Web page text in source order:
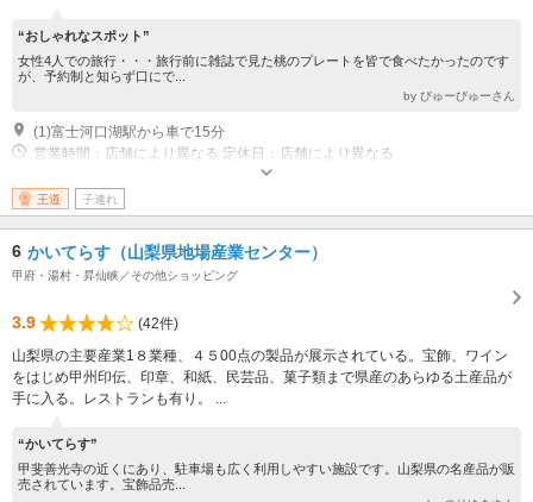
“おしゃれなスポット”
女性4人での旅行・・・旅行前に雑誌で見た桃のプレートを皆で食べたかったのです
が、予約制と知らず口にで...
by びゅーびゅーさん
(1)富士河口湖駅から車で15分
営業時間：店舗により異なる 定休日：店舗により異なる
王道 子連れ
6 かいてらす（山梨県地場産業センター）
甲府・湯村・昇仙峡／その他ショッピング
3.9
(42件)
山梨県の主要産業1８業種、４５00点の製品が展示されている。宝飾、ワイン
をはじめ甲州印伝、印章、和紙、民芸品、菓子類まで県産のあらゆる土産品が
手に入る。レストランも有り。 ...
“かいてらす”
甲斐善光寺の近くにあり、駐車場も広く利用しやすい施設です。山梨県の名産品が販
売されています。宝飾品売...